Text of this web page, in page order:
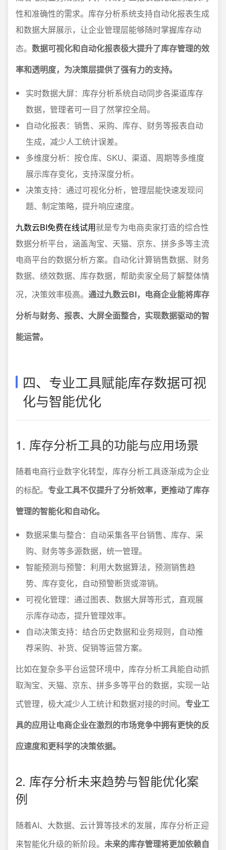
性和准确性的需求。库存分析系统支持自动化报表生成
和数据大屏展示，让企业管理层能够随时掌握库存动
态。 数据可视化和自动化报表极大提升了库存管理的效
率和透明度，为决策层提供了强有力的支持。
实时数据大屏：库存分析系统自动同步各渠道库存
数据，管理者可一目了然掌控全局。
自动化报表：销售、采购、库存、财务等报表自动
生成，减少人工统计误差。
多维度分析：按仓库、SKU、渠道、周期等多维度
展示库存变化，支持深度分析。
决策支持：通过可视化分析，管理层能快速发现问
题、制定策略，提升响应速度。
九数云BI免费在线试用就是专为电商卖家打造的综合性
数据分析平台，涵盖淘宝、天猫、京东、拼多多等主流
电商平台的数据分析方案。自动化计算销售数据、财务
数据、绩效数据、库存数据，帮助卖家全局了解整体情
况，决策效率极高。 通过九数云BI，电商企业能将库存
分析与财务、报表、大屏全面整合，实现数据驱动的智
能运营。
四、专业工具赋能库存数据可视
化与智能优化
1. 库存分析工具的功能与应用场景
随着电商行业数字化转型，库存分析工具逐渐成为企业
的标配。 专业工具不仅提升了分析效率，更推动了库存
管理的智能化和自动化。
数据采集与整合：自动采集各平台销售、库存、采
购、财务等多源数据，统一管理。
智能预测与预警：利用大数据算法，预测销售趋
势、库存变化，自动预警断货或滞销。
可视化管理：通过图表、数据大屏等形式，直观展
示库存动态，提升管理效率。
自动决策支持：结合历史数据和业务规则，自动推
荐采购、补货、促销等运营方案。
比如在复杂多平台运营环境中，库存分析工具能自动抓
取淘宝、天猫、京东、拼多多等平台的数据，实现一站
式管理，极大减少人工统计和数据对接的时间。 专业工
具的应用让电商企业在激烈的市场竞争中拥有更快的反
应速度和更科学的决策依据。
2. 库存分析未来趋势与智能优化案
例
随着AI、大数据、云计算等技术的发展，库存分析正迎
来智能化升级的新阶段。 未来的库存管理将更加依赖自